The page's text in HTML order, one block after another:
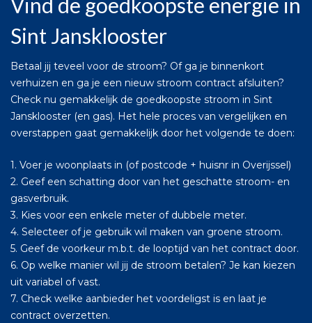
Sint Jansklooster
Betaal jij teveel voor de stroom? Of ga je binnenkort
verhuizen en ga je een nieuw stroom contract afsluiten?
Check nu gemakkelijk de goedkoopste stroom in Sint
Jansklooster (en gas). Het hele proces van vergelijken en
overstappen gaat gemakkelijk door het volgende te doen:
1. Voer je woonplaats in (of postcode + huisnr in Overijssel)
2. Geef een schatting door van het geschatte stroom- en
gasverbruik.
3. Kies voor een enkele meter of dubbele meter.
4. Selecteer of je gebruik wil maken van groene stroom.
5. Geef de voorkeur m.b.t. de looptijd van het contract door.
6. Op welke manier wil jij de stroom betalen? Je kan kiezen
uit variabel of vast.
7. Check welke aanbieder het voordeligst is en laat je
contract overzetten.